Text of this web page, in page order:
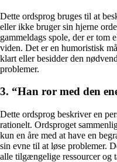
Dette ordsprog bruges til at
eller ikke bruger sin hjerne
gammeldags spole, der er
viden. Det er en humoristisk
klart eller besidder den
problemer.
3. “Han ror med den
Dette ordsprog beskriver en
rationelt. Ordsproget
kun en åre med at have en
sin evne til at løse problemer.
alle tilgængelige ressourcer og